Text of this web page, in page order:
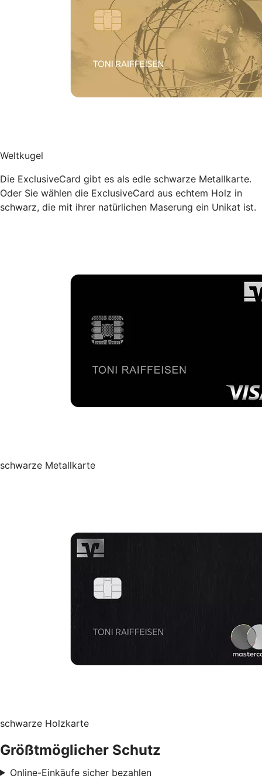
Weltkugel
Die ExclusiveCard gibt es als edle schwarze Metallkarte.
Oder Sie wählen die ExclusiveCard aus echtem Holz in
schwarz, die mit ihrer natürlichen Maserung ein Unikat ist.
schwarze Metallkarte
schwarze Holzkarte
Größtmöglicher Schutz
Online-Einkäufe sicher bezahlen